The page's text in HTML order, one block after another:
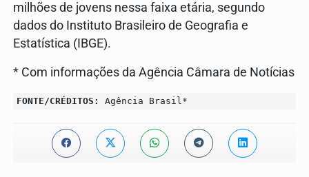
milhões de jovens nessa faixa etária, segundo
dados do Instituto Brasileiro de Geografia e
Estatística (IBGE).
* Com informações da Agência Câmara de Notícias
FONTE/CRÉDITOS: Agência Brasil*